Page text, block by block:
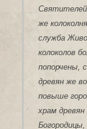
же
служба
колоколов
попорчены,
древян же
повыше
храм